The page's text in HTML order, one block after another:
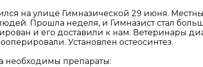
на улице Гимназической 29 июня.
людей. Прошла неделя, и Гимназист стал
и его доставили к нам. Ветеринары
Установлен остеосинтез.
необходимы препараты: